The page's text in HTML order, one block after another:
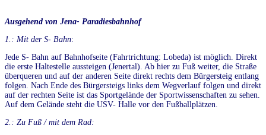
Ausgehend von Jena- Paradiesbahnhof
1.: Mit der S- Bahn:
Jede S- Bahn auf Bahnhofseite (Fahrtrichtung: Lobeda) ist möglich. Direkt
die erste Haltestelle aussteigen (Jenertal). Ab hier zu Fuß weiter, die Straße
überqueren und auf der anderen Seite direkt rechts dem Bürgersteig entlang
folgen. Nach Ende des Bürgersteigs links dem Wegverlauf folgen und direkt
auf der rechten Seite ist das Sportgelände der Sportwissenschaften zu sehen.
Auf dem Gelände steht die USV- Halle vor den Fußballplätzen.
2.: Zu Fuß / mit dem Rad: